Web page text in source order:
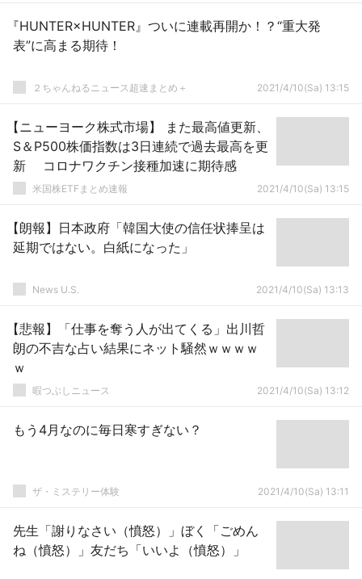
『HUNTER×HUNTER』ついに連載再開か！？“重大発
表”に高まる期待！
２ちゃんねるニュース超速まとめ＋ 2021/4/10(Sa) 13:15
【ニューヨーク株式市場】 また最高値更新、
S＆P500株価指数は3日連続で過去最高を更
新 コロナワクチン接種加速に期待感
米国株ETFまとめ速報 2021/4/10(Sa) 13:15
【朗報】日本政府「韓国大使の信任状捧呈は
延期ではない。白紙になった」
News U.S. 2021/4/10(Sa) 13:13
【悲報】「仕事を奪う人が出てくる」出川哲
朗の不吉な占い結果にネット騒然ｗｗｗｗ
ｗ
暇つぶしニュース 2021/4/10(Sa) 13:12
もう4月なのに毎日寒すぎない？
ザ・ミステリー体験 2021/4/10(Sa) 13:11
先生「謝りなさい（憤怒）」ぼく「ごめん
ね（憤怒）」友だち「いいよ（憤怒）」